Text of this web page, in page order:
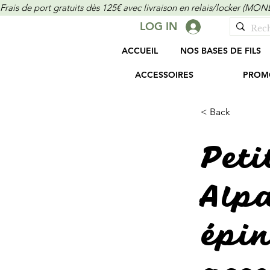
Frais de port gratuits dès 125€ avec livraison en relais/locker
LOG IN
ACCUEIL NOS BASES DE FILS
ACCESSOIRES
< Back